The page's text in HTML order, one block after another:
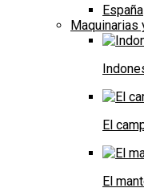
España
Maquinarias
El
El